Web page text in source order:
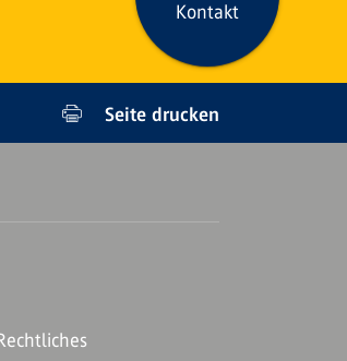
Kontakt
Seite drucken